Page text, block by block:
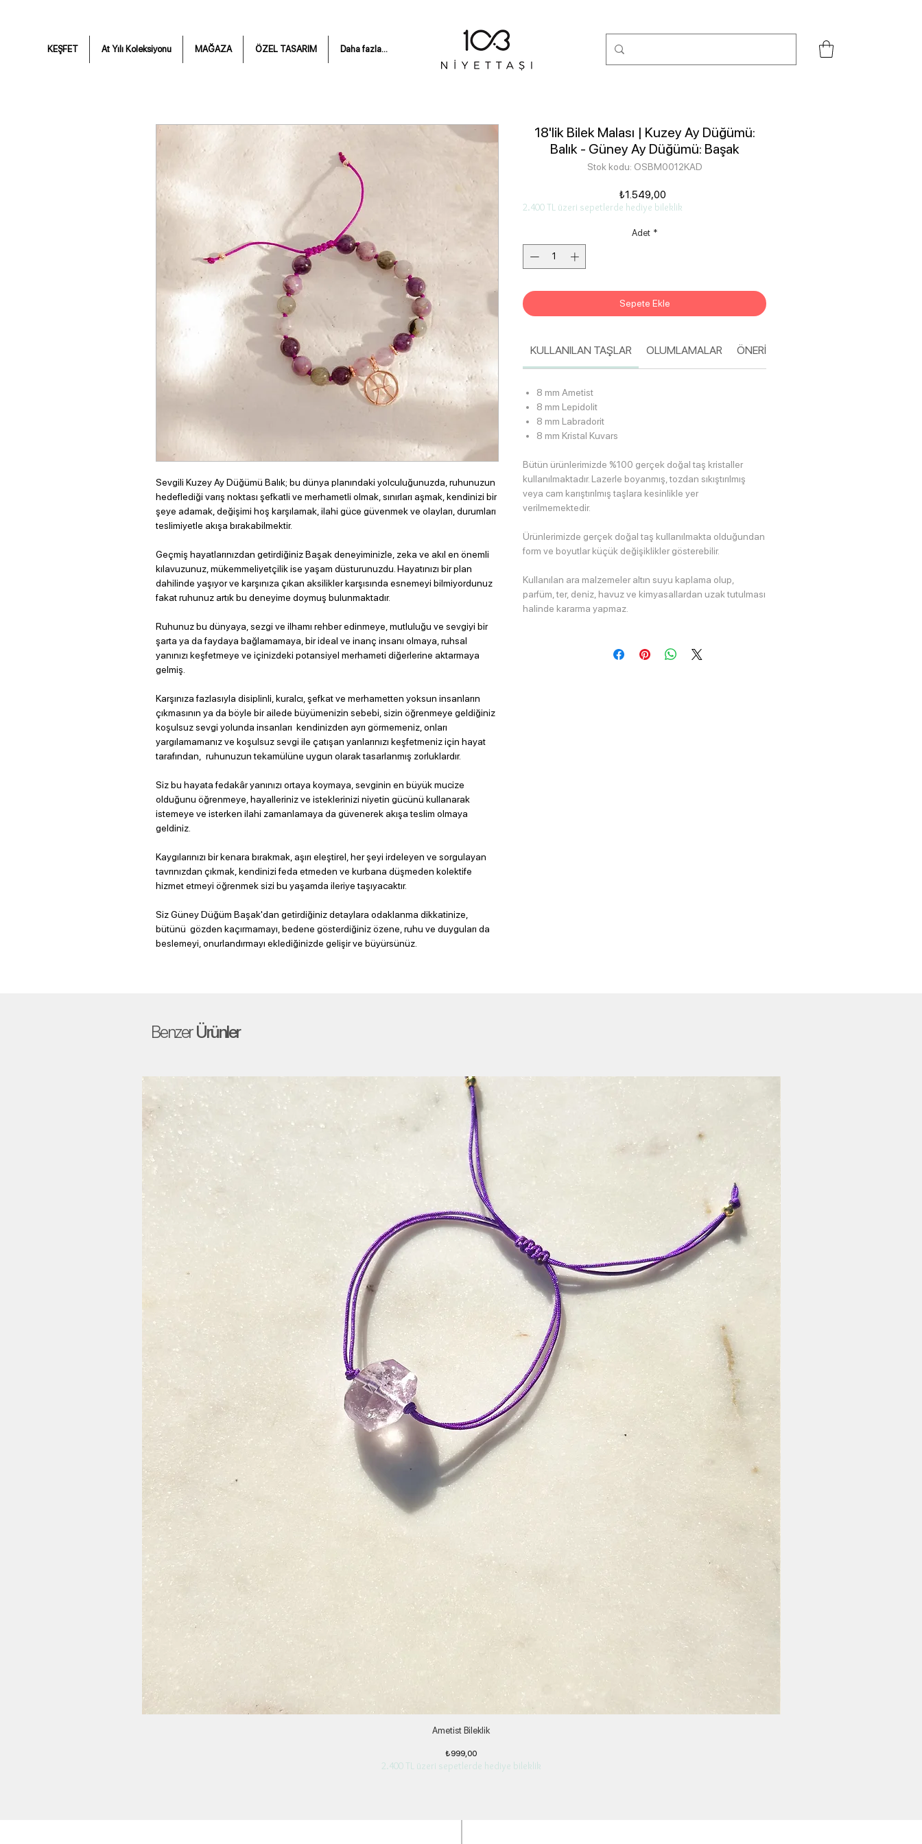
KEŞFET At Yılı Koleksiyonu MAĞAZA ÖZEL TASARIM Daha fazla...
Sevgili Kuzey Ay Düğümü Balık; bu dünya planındaki yolculuğunuzda, ruhunuzun
hedeflediği varış noktası şefkatli ve merhametli olmak, sınırları aşmak, kendinizi bir
şeye adamak, değişimi hoş karşılamak, ilahi güce güvenmek ve olayları, durumları
teslimiyetle akışa bırakabilmektir.
Geçmiş hayatlarınızdan getirdiğiniz Başak deneyiminizle, zeka ve akıl en önemli
kılavuzunuz, mükemmeliyetçilik ise yaşam düsturunuzdu. Hayatınızı bir plan
dahilinde yaşıyor ve karşınıza çıkan aksilikler karşısında esnemeyi bilmiyordunuz
fakat ruhunuz artık bu deneyime doymuş bulunmaktadır.
Ruhunuz bu dünyaya, sezgi ve ilhamı rehber edinmeye, mutluluğu ve sevgiyi bir
şarta ya da faydaya bağlamamaya, bir ideal ve inanç insanı olmaya, ruhsal
yanınızı keşfetmeye ve içinizdeki potansiyel merhameti diğerlerine aktarmaya
gelmiş.
Karşınıza fazlasıyla disiplinli, kuralcı, şefkat ve merhametten yoksun insanların
çıkmasının ya da böyle bir ailede büyümenizin sebebi, sizin öğrenmeye geldiğiniz
koşulsuz sevgi yolunda insanları kendinizden ayrı görmemeniz, onları
yargılamamanız ve koşulsuz sevgi ile çatışan yanlarınızı keşfetmeniz için hayat
tarafından, ruhunuzun tekamülüne uygun olarak tasarlanmış zorluklardır.
Siz bu hayata fedakâr yanınızı ortaya koymaya, sevginin en büyük mucize
olduğunu öğrenmeye, hayalleriniz ve isteklerinizi niyetin gücünü kullanarak
istemeye ve isterken ilahi zamanlamaya da güvenerek akışa teslim olmaya
geldiniz.
Kaygılarınızı bir kenara bırakmak, aşırı eleştirel, her şeyi irdeleyen ve sorgulayan
tavrınızdan çıkmak, kendinizi feda etmeden ve kurbana düşmeden kolektife
hizmet etmeyi öğrenmek sizi bu yaşamda ileriye taşıyacaktır.
Siz Güney Düğüm Başak'dan getirdiğiniz detaylara odaklanma dikkatinize,
bütünü gözden kaçırmamayı, bedene gösterdiğiniz özene, ruhu ve duyguları da
beslemeyi, onurlandırmayı eklediğinizde gelişir ve büyürsünüz.
18'lik Bilek Malası | Kuzey Ay Düğümü:
Balık - Güney Ay Düğümü: Başak
Stok kodu: OSBM0012KAD
₺1.549,00
2.400 TL üzeri sepetlerde hediye bileklik
Adet *
Sepete Ekle
KULLANILAN TAŞLAR OLUMLAMALAR ÖNERİLEN DOĞAL TAŞLAR
8 mm Ametist
8 mm Lepidolit
8 mm Labradorit
8 mm Kristal Kuvars
Bütün ürünlerimizde %100 gerçek doğal taş kristaller
kullanılmaktadır. Lazerle boyanmış, tozdan sıkıştırılmış
veya cam karıştırılmış taşlara kesinlikle yer
verilmemektedir.
Ürünlerimizde gerçek doğal taş kullanılmakta olduğundan
form ve boyutlar küçük değişiklikler gösterebilir.
Kullanılan ara malzemeler altın suyu kaplama olup,
parfüm, ter, deniz, havuz ve kimyasallardan uzak tutulması
halinde kararma yapmaz.
BenzerÜrünler
Ametist Bileklik
Fiyat
₺999,00
2.400 TL üzeri sepetlerde hediye bileklik